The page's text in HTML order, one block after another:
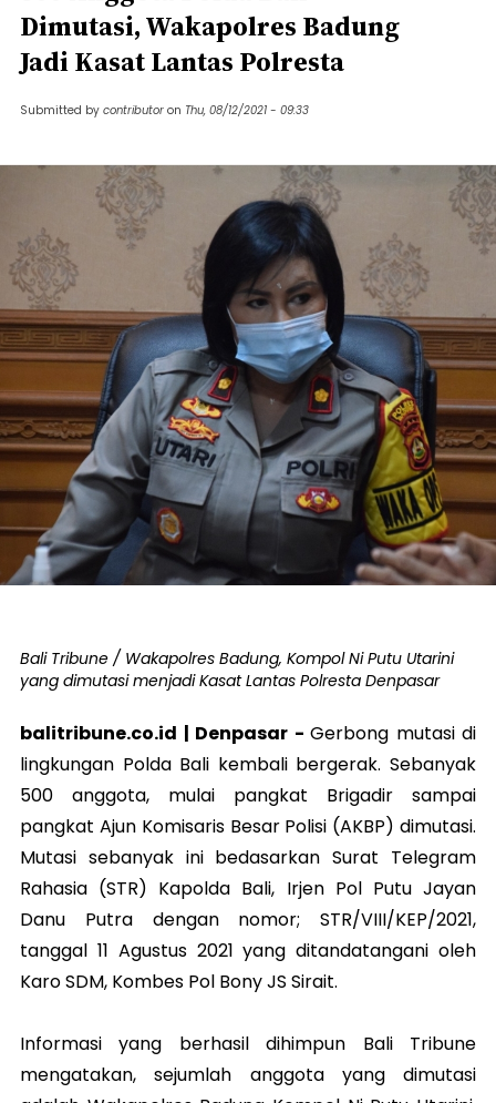
Dimutasi, Wakapolres Badung
Jadi Kasat Lantas Polresta
Submitted by contributor on Thu, 08/12/2021 - 09:33
Bali Tribune / Wakapolres Badung, Kompol Ni Putu Utarini
yang dimutasi menjadi Kasat Lantas Polresta Denpasar
balitribune.co.id | Denpasar - Gerbong mutasi di
lingkungan Polda Bali kembali bergerak. Sebanyak
500 anggota, mulai pangkat Brigadir sampai
pangkat Ajun Komisaris Besar Polisi (AKBP) dimutasi.
Mutasi sebanyak ini bedasarkan Surat Telegram
Rahasia (STR) Kapolda Bali, Irjen Pol Putu Jayan
Danu Putra dengan nomor; STR/VIII/KEP/2021,
tanggal 11 Agustus 2021 yang ditandatangani oleh
Karo SDM, Kombes Pol Bony JS Sirait.
Informasi yang berhasil dihimpun Bali Tribune
mengatakan, sejumlah anggota yang dimutasi